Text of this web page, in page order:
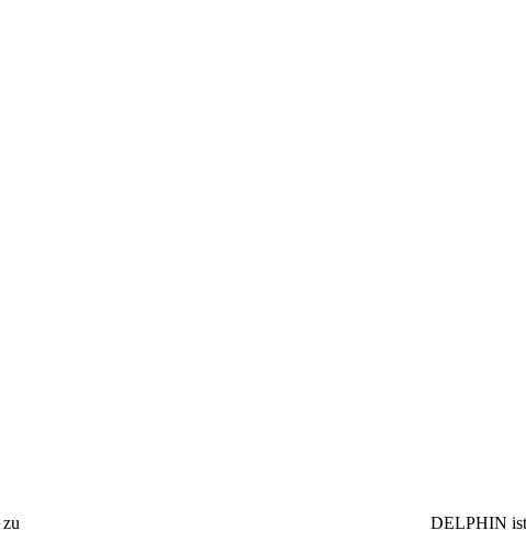
DELPHIN